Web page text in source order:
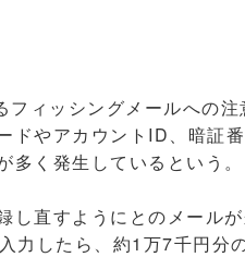
ィッシングメールへの
やアカウントID、暗証
く発生しているという。
し直すようにとのメール
力したら、約1万7千円分